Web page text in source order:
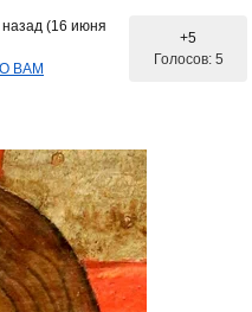
(16 июня
ВАМ
+5
Голосов: 5